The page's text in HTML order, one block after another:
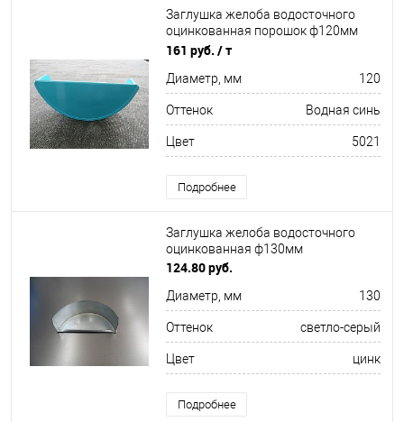
Заглушка желоба водосточного
оцинкованная порошок ф120мм
RAL 5021
161 руб. / т
Диаметр, мм 120
Оттенок Водная синь
Цвет 5021
Подробнее
Заглушка желоба водосточного
оцинкованная ф130мм
124.80 руб.
Диаметр, мм 130
Оттенок светло-серый
Цвет цинк
Подробнее